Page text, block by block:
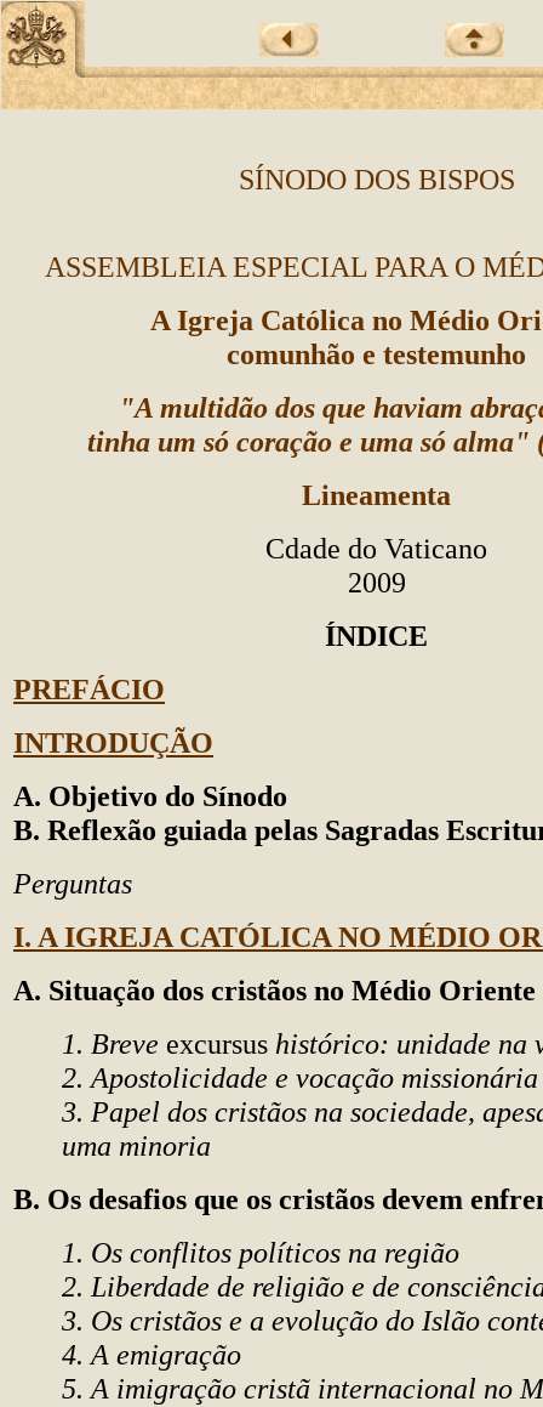
SÍNODO DOS BISPOS
ASSEMBLEIA ESPECIAL PARA O
A Igreja Católica no Médio
comunhão e testemunho
"A multidão dos que haviam
tinha um só coração e uma só alma"
Lineamenta
Cdade do Vaticano
2009
ÍNDICE
PREFÁCIO
INTRODUÇÃO
A. Objetivo do Sínodo
B. Reflexão guiada pelas Sagradas
Perguntas
I. A IGREJA CATÓLICA NO MÉDIO
A. Situação dos cristãos no Médio Oriente
1. Breve excursus histórico: unidade na
2. Apostolicidade e vocação missionária
3. Papel dos cristãos na sociedade,
uma minoria
B. Os desafios que os cristãos devem
1. Os conflitos políticos na região
2. Liberdade de religião e de
3. Os cristãos e a evolução do Islão
4. A emigração
5. A imigração cristã internacional no